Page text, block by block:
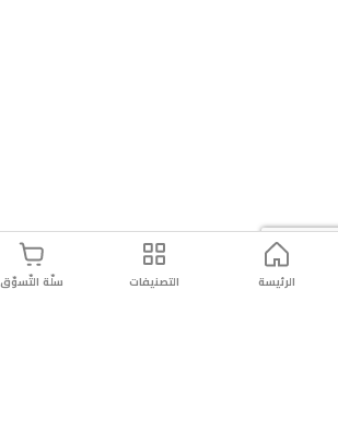
الرئيسة التصنيفات سلّة التّسوّق